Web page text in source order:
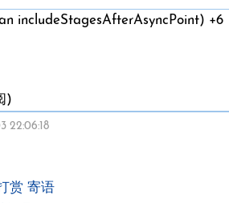
includeStagesAfterAsyncPoint) +6
)
22:06:18
赏 寄语